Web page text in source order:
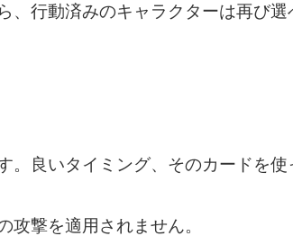
、行動済みのキャラクターは再び選
。良いタイミング、そのカードを
攻撃を適用されません。